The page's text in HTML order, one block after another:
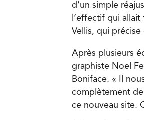
d’un simple
l’effectif qui
Vellis, qui
Après plusieurs
graphiste Noel
Boniface. « Il
complètement
ce nouveau site.